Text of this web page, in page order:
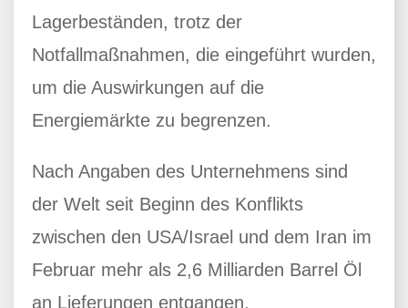
Lagerbeständen, trotz der
Notfallmaßnahmen, die eingeführt wurden,
um die Auswirkungen auf die
Energiemärkte zu begrenzen.
Nach Angaben des Unternehmens sind
der Welt seit Beginn des Konflikts
zwischen den USA/Israel und dem Iran im
Februar mehr als 2,6 Milliarden Barrel Öl
an Lieferungen entgangen.